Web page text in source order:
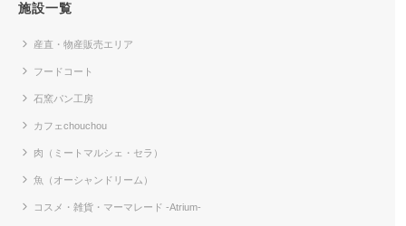
施設一覧
産直・物産販売エリア
フードコート
石窯パン工房
カフェchouchou
肉（ミートマルシェ・セラ）
魚（オーシャンドリーム）
コスメ・雑貨・マーマレード -Atrium-